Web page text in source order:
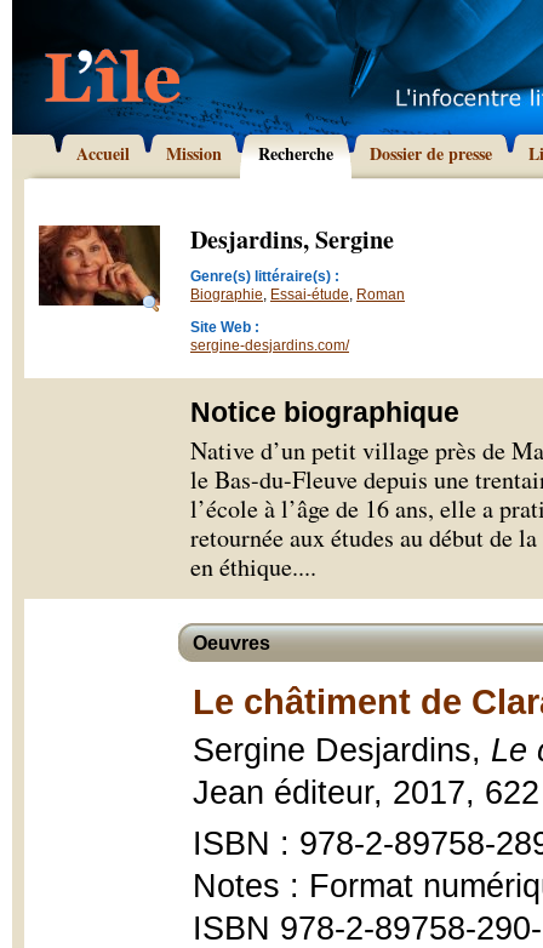
Accueil Mission Recherche Dossier de presse
Desjardins, Sergine
Genre(s) littéraire(s) :
Biographie, Essai-étude, Roman
Site Web :
sergine-desjardins.com/
Notice biographique
Native d’un petit village près de
le Bas-du-Fleuve depuis une
l’école à l’âge de 16 ans, elle a
retournée aux études au début de
en éthique....
Oeuvres
Le châtiment de
Sergine Desjardins, Le
Jean éditeur, 2017,
ISBN : 978-2-89758-
Notes : Format
ISBN 978-2-89758-